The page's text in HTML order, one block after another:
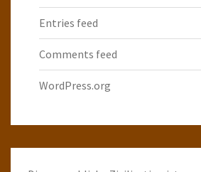
Entries feed
Comments feed
WordPress.org